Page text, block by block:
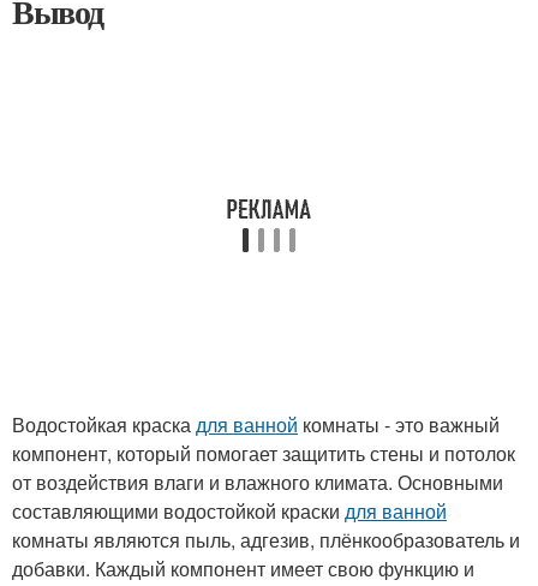
Вывод
Водостойкая краскадля ванной комнаты - это важный
компонент, который помогает защитить стены и потолок
от воздействия влаги и влажного климата. Основными
составляющими водостойкой краски для ванной
комнаты являются пыль, адгезив, плёнкообразователь и
добавки. Каждый компонент имеет свою функцию и